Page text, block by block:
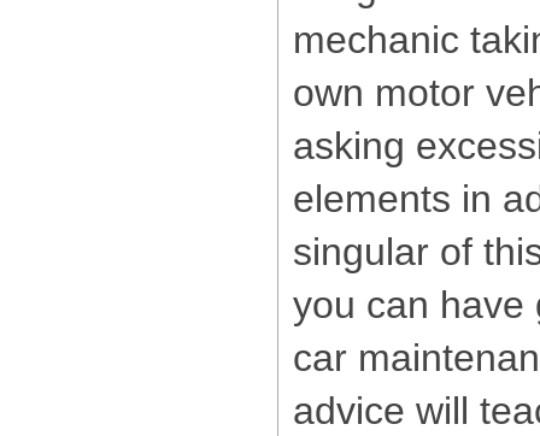
mechanic
own motor
asking
elements in
singular of
you can have
car
advice will